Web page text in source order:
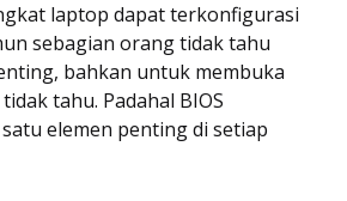
laptop dapat terkonfigurasi
sebagian orang tidak tahu
bahkan untuk membuka
tahu. Padahal BIOS
elemen penting di setiap